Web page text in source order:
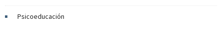
Psicoeducación